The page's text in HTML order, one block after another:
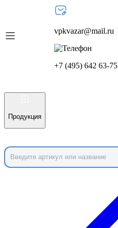
vpkvazar@mail.ru
+7 (495) 642 63-75
Продукция